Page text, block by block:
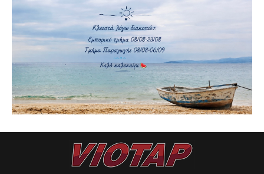
Τύπος
#6 Molded
Χρώμα
Λευκό